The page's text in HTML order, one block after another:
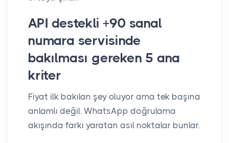
API destekli +90 sanal
numara servisinde
bakılması gereken 5 ana
kriter
Fiyat ilk bakılan şey oluyor ama tek başına
anlamlı değil. WhatsApp doğrulama
akışında farkı yaratan asıl noktalar bunlar.